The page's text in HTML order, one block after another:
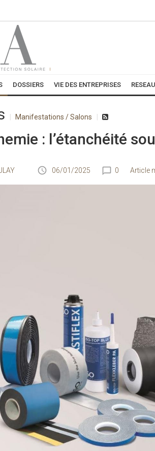
DOSSIERS VIE DES ENTREPRISES
Manifestations / Salons
: l’étanchéité
06/01/2025 0 Article